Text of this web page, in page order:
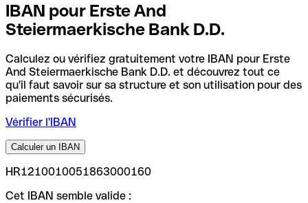
IBAN pour Erste And
Steiermaerkische Bank D.D.
Calculez ou vérifiez gratuitement votre IBAN pour Erste
And Steiermaerkische Bank D.D. et découvrez tout ce
qu'il faut savoir sur sa structure et son utilisation pour des
paiements sécurisés.
Vérifier l'IBAN
Calculer un IBAN
HR1210010051863000160
Cet IBAN semble valide :